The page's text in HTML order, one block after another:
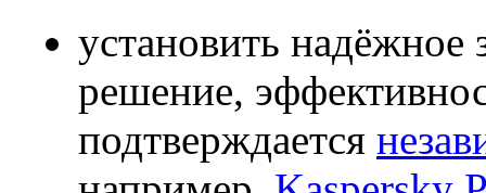
установить надёжное
решение,
подтверждается